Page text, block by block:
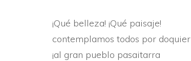
¡Qué belleza! ¡Qué paisaje!
contemplamos todos por doquier
¡al gran pueblo pasaitarra